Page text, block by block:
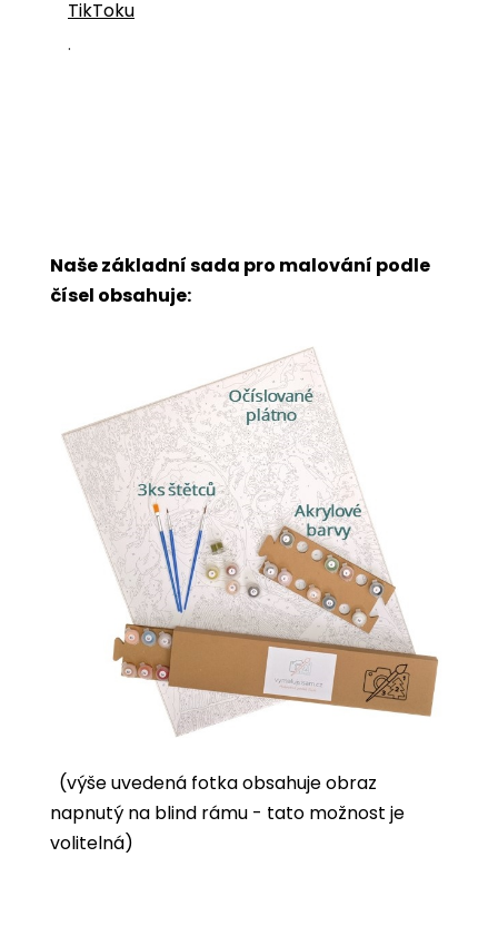
TikToku
.
Naše základní sada pro malování podle
čísel obsahuje:
(výše uvedená fotka obsahuje obraz
napnutý na blind rámu - tato možnost je
volitelná)